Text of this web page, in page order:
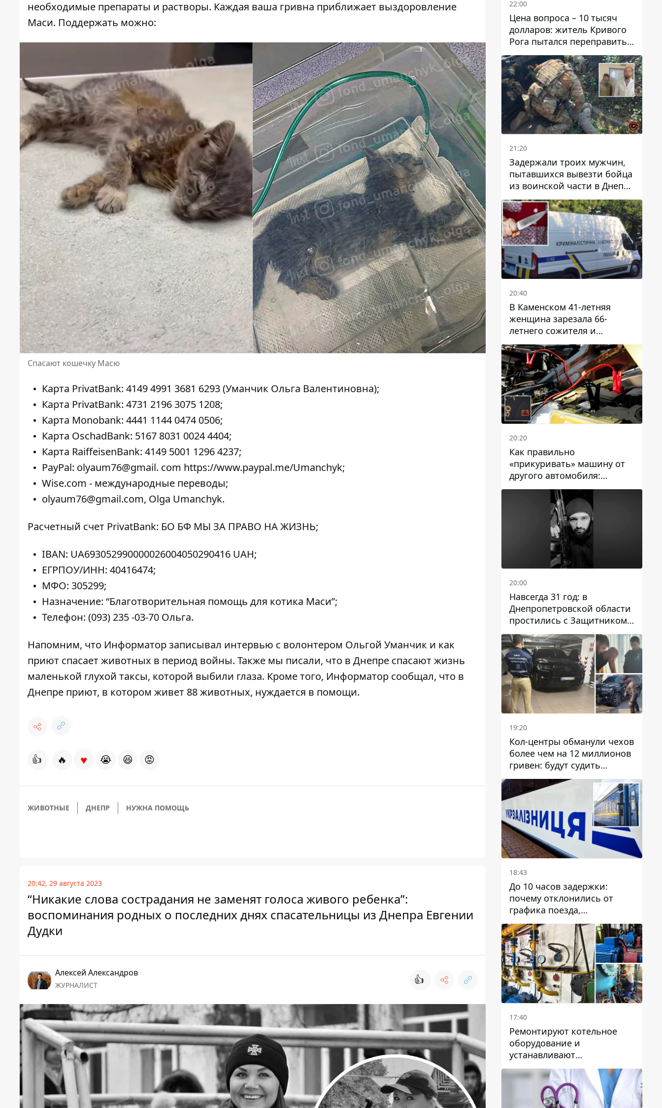
необходимые препараты и растворы. Каждая ваша гривна приближает выздоровление
Маси. Поддержать можно:
Спасают кошечку Масю
Карта PrivatBank: 4149 4991 3681 6293 (Уманчик Ольга Валентиновна);
Карта PrivatBank: 4731 2196 3075 1208;
Карта Monobank: 4441 1144 0474 0506;
Карта OschadBank: 5167 8031 ​​0024 4404;
Карта RaiffeisenBank: 4149 5001 1296 4237;
PayPal: olyaum76@gmail. com https://www.paypal.me/Umanchyk;
Wise.com - международные переводы;
olyaum76@gmail.com, Olga Umanchyk.
Расчетный счет PrivatBank: БО БФ МЫ ЗА ПРАВО НА ЖИЗНЬ;
IBAN: UA693052990000026004050290416 UAH;
ЕГРПОУ/ИНН: 40416474;
МФО: 305299;
Назначение: “Благотворительная помощь для котика Маси”;
Телефон: (093) 235 -03-70 Ольга.
Напомним, что Информатор записывал интервью с волонтером Ольгой Уманчик и как
приют спасает животных в период войны. Также мы писали, что в Днепре спасают жизнь
маленькой глухой таксы, которой выбили глаза. Кроме того, Информатор сообщал, что в
Днепре приют, в котором живет 88 животных, нуждается в помощи.
👍 🔥 ♥ 😭 😆 😡
ЖИВОТНЫЕ ДНЕПР НУЖНА ПОМОЩЬ
20:42, 29 августа 2023
“Никакие слова сострадания не заменят голоса живого ребенка”:
воспоминания родных о последних днях спасательницы из Днепра Евгении
Дудки
Алексей Александров
ЖУРНАЛИСТ 👍
22:00
Цена вопроса – 10 тысяч
долларов: житель Кривого
Рога пытался переправить
мужчину в Словакию
21:20
Задержали троих мужчин,
пытавшихся вывезти бойца
из воинской части в Днепр
за 7 тысяч долларов: среди
них был врач
20:40
В Каменском 41-летняя
женщина зарезала 66-
летнего сожителя и
пыталась обмануть
полицейских
20:20
Как правильно
«прикуривать» машину от
другого автомобиля:
инструкция для водителей
20:00
Навсегда 31 год: в
Днепропетровской области
простились с Защитником
Александром Репиным
19:20
Кол-центры обманули чехов
более чем на 12 миллионов
гривен: будут судить
днепрянина,
организовавшего
транснациональную
преступную организацию
18:43
До 10 часов задержки:
почему отклонились от
графика поезда,
курсирующие через Днепр
и область
17:40
Ремонтируют котельное
оборудование и
устанавливают
генераторные установки:
как в Днепре готовятся к
отопительному сезону